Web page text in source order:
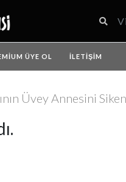
ÜYE OL İLETIŞIM
Üvey Annesini